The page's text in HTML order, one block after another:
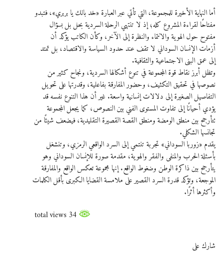
أما النهاية الأخيرة للمجموعة، التي تأتي عبر العبارة «خد بالك يا بربري»، فتبدو
مفتاحًا لقراءة المشروع كله؛ إذ لا تنتهي الرحلة السردية بحل بل بسؤال
مفتوح حول الهوية والانتماء والنظرة إلى الآخر، وكأن الكاتب يؤكد أن
أزمات الإنسان السوداني لا تقف عند حدود السياسة والاقتصاد، بل تمتد
إلى عمق البنى الاجتماعية والثقافية.
وتظل أبرز نقاط قوة المجموعة في تنوع أشكالها السردية، ونجاح كثير من
نصوصها في تحقيق التكثيف، وحضور المفارقة بفاعلية، وقدرتها على تحويل
التفاصيل الصغيرة إلى دلالات إنسانية واسعة. غير أن هذا التنوع نفسه قد
يؤدي أحيانًا إلى تفاوت المستوى الفني بين النصوص، كما يجعل المجموعة
تتأرجح بين منطق الومضة ومنطق القصة القصيرة التقليدية، فيضعف شيئًا من
تجانسها الشكلي.
يقدم «زوربا السوداني» تجربة تنتمي إلى السرد الواقعي الرمزي، وتنشغل
بأسئلة الحرب والمنفى والفقر والهوية، مقدمة صورة للإنسان السوداني وهو
يتأرجح بين ذاكرة الوطن وضغوط الواقع. إنها مجموعة تعكس الواقع والمفارقة
الموجعة، وتؤكد قدرة السرد القصير على ملامسة القضايا الكبرى بأقل الكلمات
وأكثرها أثرًا.
شارك على